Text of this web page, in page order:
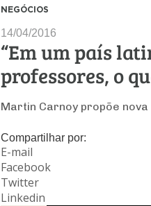
NEGÓCIOS
14/04/2016
“Em um país
professores, o
Martin Carnoy propõe
Compartilhar por:
E-mail
Facebook
Twitter
Linkedin